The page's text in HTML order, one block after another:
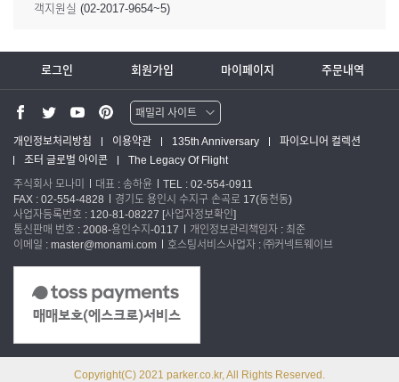
객지원실 (02-2017-9654~5)
로그인 회원가입 마이페이지 주문내역
패밀리 사이트
워터맨 쇼핑몰
파카 글로벌
개인정보처리방침 이용약관 135th Anniversary
파이오니어 컬렉션
조터 글로벌 아이콘
The Legacy Of Flight
주식회사 모나미
대표 : 송하윤
TEL : 02-554-0911
FAX : 02-554-4828
경기도 용인시 수지구 손곡로 17(동천동)
사업자등록번호 : 120-81-08227 [사업자정보확인]
통신판매 번호 : 2008-용인수지-0117
개인정보관리책임자 : 최준
이메일 : master@monami.com
호스팅서비스사업자 : ㈜커넥트웨이브
Copyright(C) 2021 parker.co.kr, All Rights Reserved.